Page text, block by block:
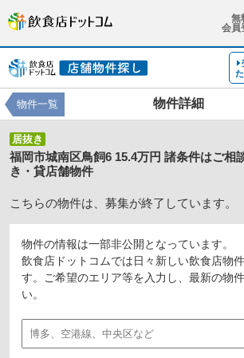
無
会員
物件詳細
物件一覧
居抜き
福岡市城南区鳥飼6 15.4万円 諸条件はご相
き・貸店舗物件
こちらの物件は、募集が終了しています。
物件の情報は一部非公開となっています。
飲食店ドットコムでは日々新しい飲食店物
す。ご希望のエリア等を入力し、最新の物
い。